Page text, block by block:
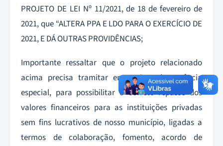
PROJETO DE LEI Nº 11/2021, de 18 de fevereiro de
2021, que “ALTERA PPA E LDO PARA O EXERCÍCIO DE
2021, E DÁ OUTRAS PROVIDÊNCIAS;
Importante ressaltar que o projeto relacionado
acima precisa tramitar em regime de urgência
especial, para possibilitar o correto repasse dos
valores financeiros para as instituições privadas
sem fins lucrativos de nosso município, ligadas a
termos de colaboração, fomento, acordo de